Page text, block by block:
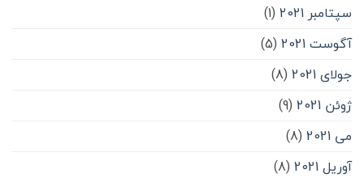
سپتامبر 2021
(1)
آگوست 2021
(5)
جولای 2021
(8)
ژوئن 2021
(9)
می 2021
(8)
آوریل 2021
(8)